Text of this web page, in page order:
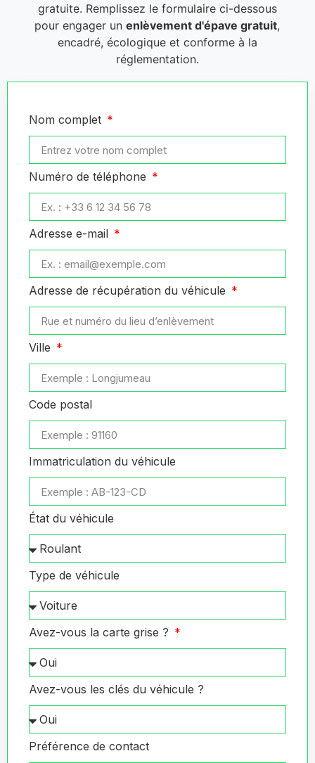
gratuite. Remplissez le formulaire ci-dessous
pour engager unenlèvement d'épave gratuit,
encadré, écologique et conforme à la
réglementation.
Nom complet
Numéro de téléphone
Adresse e-mail
Adresse de récupération du véhicule
Ville
Code postal
Immatriculation du véhicule
État du véhicule
Type de véhicule
Avez-vous la carte grise ?
Avez-vous les clés du véhicule ?
Préférence de contact